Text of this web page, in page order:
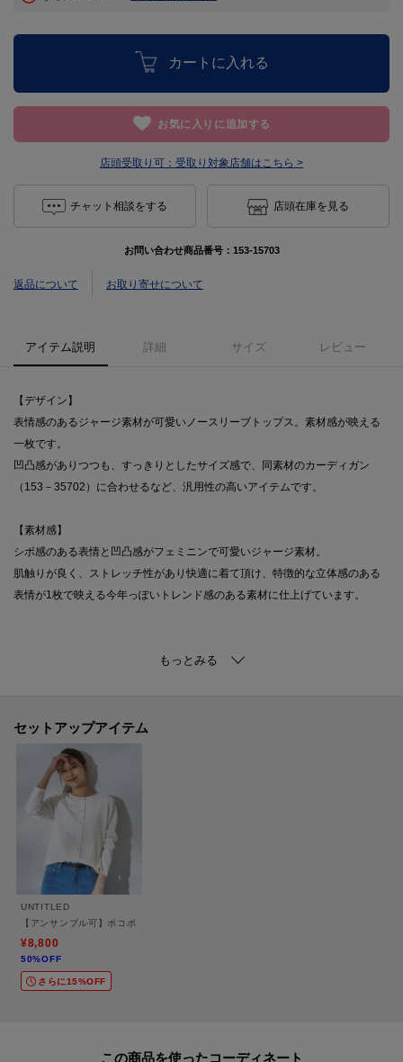
カートに入れる
お気に入りに追加する
店頭受取り可： 受取り対象店舗はこちら >
チャット相談をする 店頭在庫を見る
お問い合わせ商品番号： 153-15703
返品について お取り寄せについて
アイテム説明 詳細 サイズ レビュー
【デザイン】
表情感のあるジャージ素材が可愛いノースリーブトップス。素材感が映える
一枚です。
凹凸感がありつつも、すっきりとしたサイズ感で、同素材のカーディガン
（153－35702）に合わせるなど、汎用性の高いアイテムです。
【素材感】
シボ感のある表情と凹凸感がフェミニンで可愛いジャージ素材。
肌触りが良く、ストレッチ性があり快適に着て頂け、特徴的な立体感のある
表情が1枚で映える今年っぽいトレンド感のある素材に仕上げています。
※照明の関係により、実際よりも色味が違って見える場合があります。ま
モデル情報：身長161cm B79 W58 H86 着用サイズ：02（M）
セットアップアイテム
UNTITLED
【アンサンブル可】ポコポコカーディガン
¥8,800
50%OFF
さらに15%OFF
この商品を使った